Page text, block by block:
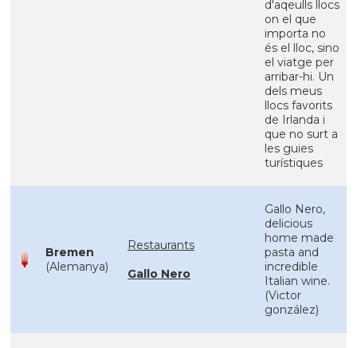
d'aqeulls llocs
on el que
importa no
és el lloc, sino
el viatge per
arribar-hi. Un
dels meus
llocs favorits
de Irlanda i
que no surt a
les guies
turístiques
Bremen
(Alemanya)
Restaurants
Gallo Nero
Gallo Nero,
delicious
home made
pasta and
incredible
Italian wine.
(Victor
gonzález)